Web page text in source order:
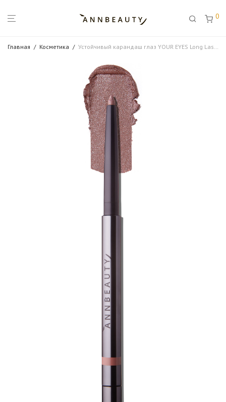
0
Главная / Косметика / Устойчивый карандаш глаз YOUR EYES Long Lasting Waterproof Liner 103